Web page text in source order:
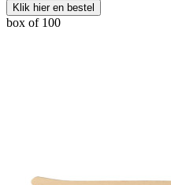
Klik hier en bestel
box of 100